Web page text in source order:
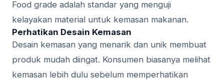
Food grade adalah standar yang menguji
kelayakan material untuk kemasan makanan.
Perhatikan Desain Kemasan
Desain kemasan yang menarik dan unik membuat
produk mudah diingat. Konsumen biasanya melihat
kemasan lebih dulu sebelum memperhatikan